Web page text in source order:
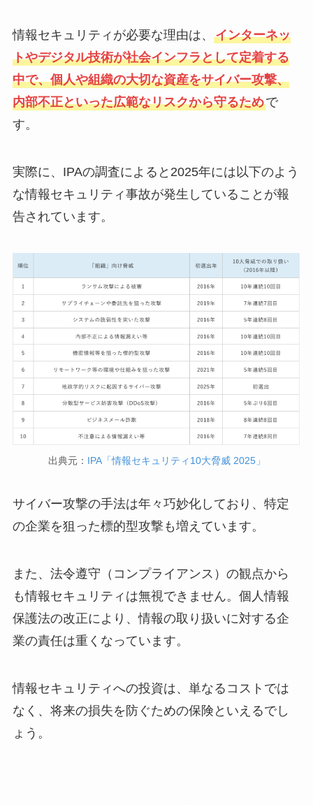
情報セキュリティが必要な理由は、 インターネッ
トやデジタル技術が社会インフラとして定着する
中で、個人や組織の大切な資産をサイバー攻撃、
内部不正といった広範なリスクから守るためで
す。
実際に、IPAの調査によると2025年には以下のよう
な情報セキュリティ事故が発生していることが報
告されています。
出典元： IPA「情報セキュリティ10大脅威 2025」
サイバー攻撃の手法は年々巧妙化しており、特定
の企業を狙った標的型攻撃も増えています。
また、法令遵守（コンプライアンス）の観点から
も情報セキュリティは無視できません。個人情報
保護法の改正により、情報の取り扱いに対する企
業の責任は重くなっています。
情報セキュリティへの投資は、単なるコストでは
なく、将来の損失を防ぐための保険といえるでし
ょう。